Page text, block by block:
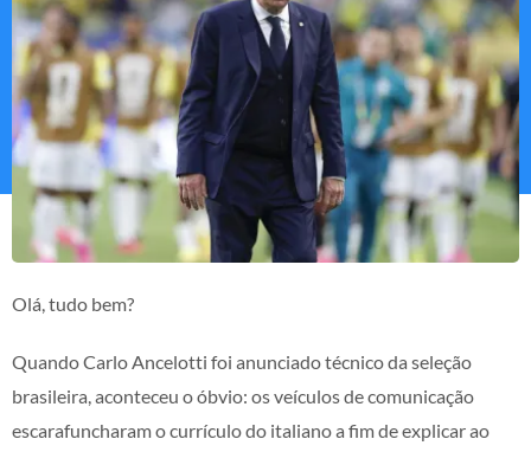
Olá, tudo bem?
Quando Carlo Ancelotti foi anunciado técnico da seleção
brasileira, aconteceu o óbvio: os veículos de comunicação
escarafuncharam o currículo do italiano a fim de explicar ao